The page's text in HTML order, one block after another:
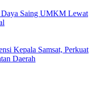
Daya Saing UMKM Lewat
Kepala Samsat, Perkuat
Daerah